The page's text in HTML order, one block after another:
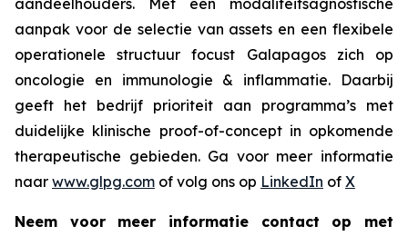
aandeelhouders. Met een modaliteitsagnostische
aanpak voor de selectie van assets en een flexibele
operationele structuur focust Galapagos zich op
oncologie en immunologie & inflammatie. Daarbij
geeft het bedrijf prioriteit aan programma’s met
duidelijke klinische proof-of-conceptin opkomende
therapeutische gebieden. Ga voor meer informatie
naar www.glpg.com of volg ons op LinkedIn of X
Neem voor meer informatie contact op met